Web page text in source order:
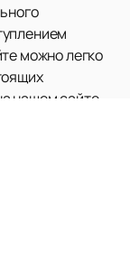
можно легко
нашем сайте.